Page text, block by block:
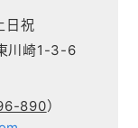
祝
川崎1-3-6
890）